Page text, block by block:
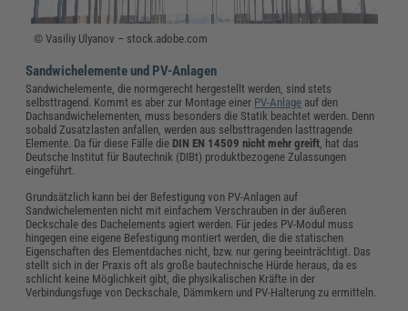
© Vasiliy Ulyanov – stock.adobe.com
Sandwichelemente und PV-Anlagen
Sandwichelemente, die normgerecht hergestellt werden, sind stets
selbsttragend. Kommt es aber zur Montage einer PV-Anlage auf den
Dachsandwichelementen, muss besonders die Statik beachtet werden. Denn
sobald Zusatzlasten anfallen, werden aus selbsttragenden lasttragende
Elemente. Da für diese Fälle die DIN EN 14509 nicht mehr greift, hat das
Deutsche Institut für Bautechnik (DIBt) produktbezogene Zulassungen
eingeführt.
Grundsätzlich kann bei der Befestigung von PV-Anlagen auf
Sandwichelementen nicht mit einfachem Verschrauben in der äußeren
Deckschale des Dachelements agiert werden. Für jedes PV-Modul muss
hingegen eine eigene Befestigung montiert werden, die die statischen
Eigenschaften des Elementdaches nicht, bzw. nur gering beeinträchtigt. Das
stellt sich in der Praxis oft als große bautechnische Hürde heraus, da es
schlicht keine Möglichkeit gibt, die physikalischen Kräfte in der
Verbindungsfuge von Deckschale, Dämmkern und PV-Halterung zu ermitteln.